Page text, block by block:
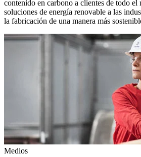
contenido en carbono a clientes de todo el
soluciones de energía renovable a las
la fabricación de una manera más
Medios